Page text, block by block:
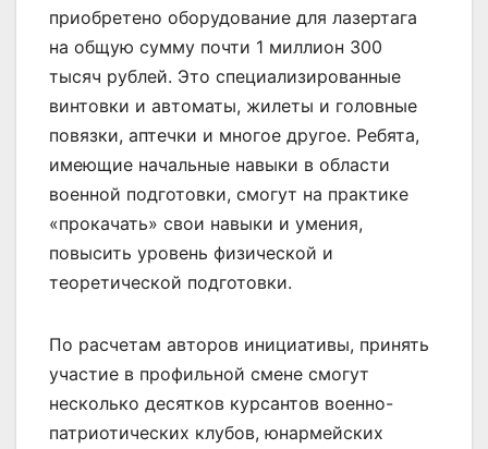
приобретено оборудование для лазертага
на общую сумму почти 1 миллион 300
тысяч рублей. Это специализированные
винтовки и автоматы, жилеты и головные
повязки, аптечки и многое другое. Ребята,
имеющие начальные навыки в области
военной подготовки, смогут на практике
«прокачать» свои навыки и умения,
повысить уровень физической и
теоретической подготовки.
По расчетам авторов инициативы, принять
участие в профильной смене смогут
несколько десятков курсантов военно-
патриотических клубов, юнармейских